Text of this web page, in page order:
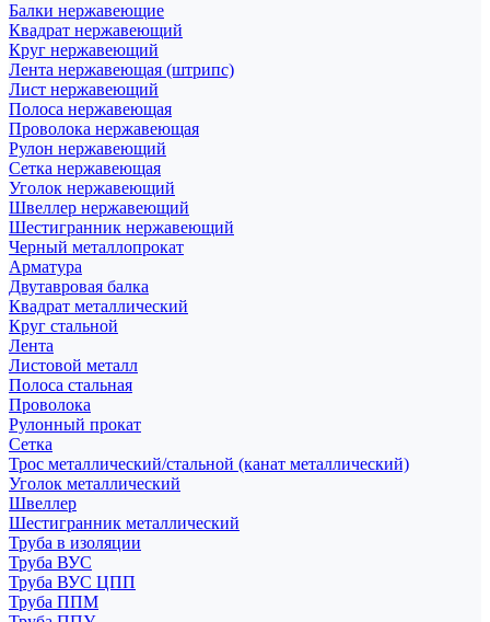
Балки нержавеющие
Квадрат нержавеющий
Круг нержавеющий
Лента нержавеющая (штрипс)
Лист нержавеющий
Полоса нержавеющая
Проволока нержавеющая
Рулон нержавеющий
Сетка нержавеющая
Уголок нержавеющий
Швеллер нержавеющий
Шестигранник нержавеющий
Черный металлопрокат
Арматура
Двутавровая балка
Квадрат металлический
Круг стальной
Лента
Листовой металл
Полоса стальная
Проволока
Рулонный прокат
Сетка
Трос металлический/стальной (канат металлический)
Уголок металлический
Швеллер
Шестигранник металлический
Труба в изоляции
Труба ВУС
Труба ВУС ЦПП
Труба ППМ